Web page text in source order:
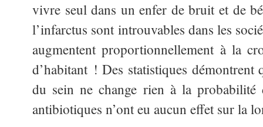
vivre seul dans un enfer de bruit et de
l’infarctus sont introuvables dans les
augmentent proportionnellement à la
d’habitant ! Des statistiques démontrent
du sein ne change rien à la
antibiotiques n’ont eu aucun effet sur la